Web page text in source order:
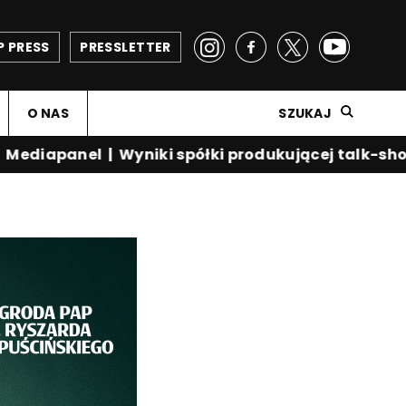
PRESSLETTER
PRESS
O NAS SZUKAJ
|Wyniki spółki produkującej talk-show